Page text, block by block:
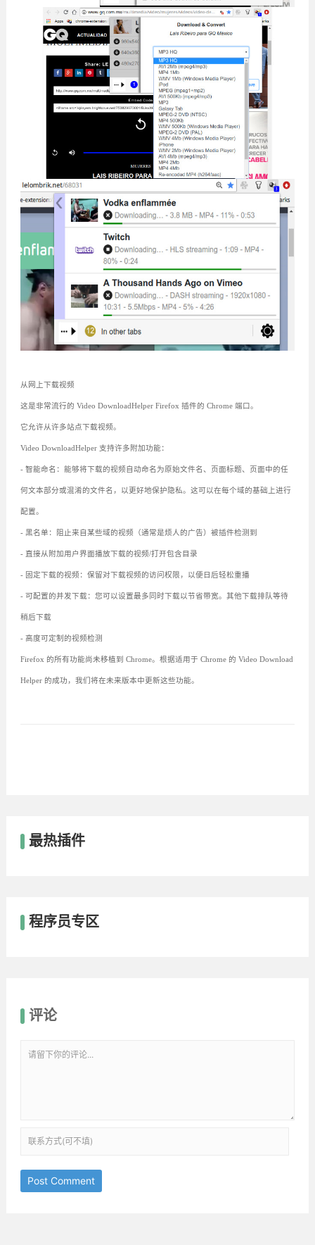
从网上下载视频
这是非常流行的 Video DownloadHelper Firefox 插件的 Chrome 端口。
它允许从许多站点下载视频。
Video DownloadHelper 支持许多附加功能：
- 智能命名：能够将下载的视频自动命名为原始文件名、页面标题、页面中的任
何文本部分或混淆的文件名，以更好地保护隐私。这可以在每个域的基础上进行
配置。
- 黑名单：阻止来自某些域的视频（通常是烦人的广告）被插件检测到
- 直接从附加用户界面播放下载的视频/打开包含目录
- 固定下载的视频：保留对下载视频的访问权限，以便日后轻松重播
- 可配置的并发下载：您可以设置最多同时下载以节省带宽。其他下载排队等待
稍后下载
- 高度可定制的视频检测
Firefox 的所有功能尚未移植到 Chrome。根据适用于 Chrome 的 Video Download
Helper 的成功，我们将在未来版本中更新这些功能。
最热插件
程序员专区
评论
Post Comment